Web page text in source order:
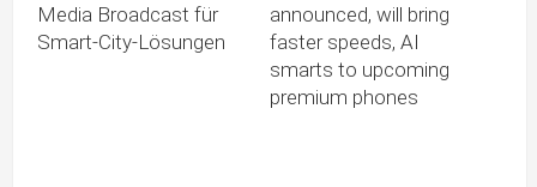
Media Broadcast für
Smart-City-Lösungen
announced, will bring
faster speeds, AI
smarts to upcoming
premium phones